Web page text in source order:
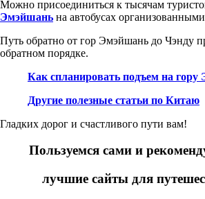
Можно присоединиться к тысячам
Эмэйшань на автобусах
Путь обратно от гор Эмэйшань до Чэнду
обратном порядке.
Как спланировать подъем на гору
Другие полезные статьи по Китаю
Гладких дорог и счастливого пути вам!
Пользуемся сами и
лучшие сайты для